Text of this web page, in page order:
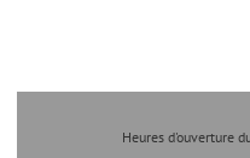
Heures d'ouverture